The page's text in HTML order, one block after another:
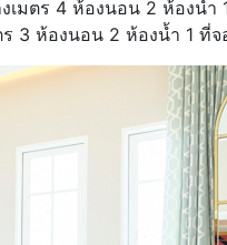
เมตร 4 ห้องนอน 2 ห้องน้ำ
3 ห้องนอน 2 ห้องน้ำ 1 ที่จ